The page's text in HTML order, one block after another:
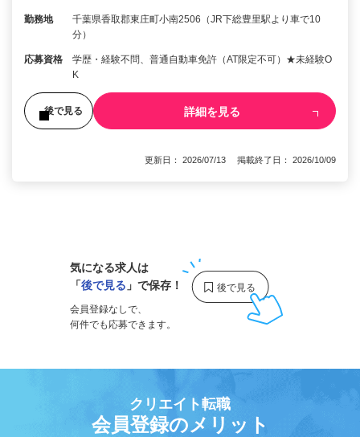
勤務地
千葉県香取郡東庄町小南2506（JR下総豊里駅より車で10
分）
応募資格
学歴・経験不問、普通自動車免許（AT限定不可）★未経験O
K
後で見る 詳細を見る
更新日： 2026/07/13 掲載終了日： 2026/10/09
気になる求人は
「後で見る 」で保存！
会員登録なしで、
何件でも応募できます。
クリエイト転職
会員登録のメリット